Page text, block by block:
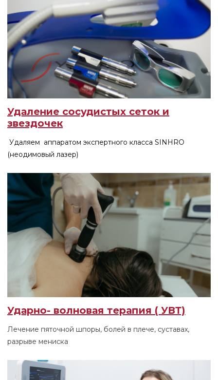
Удаление сосудистых сеток и
звездочек
Удаляем аппаратом экспертного класса SINHRO
(неодимовый лазер)
Ударно- волновая терапия ( УВТ)
Лечение пяточной шпоры, болей в плече, суставах,
разрыве мениска